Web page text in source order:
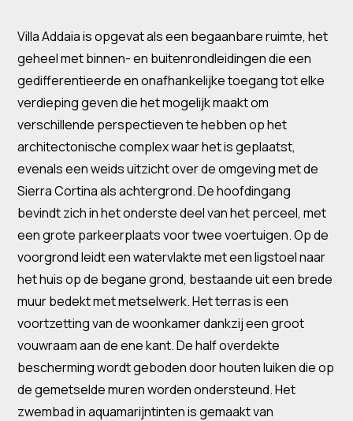
Villa Addaia is opgevat als een begaanbare ruimte, het
geheel met binnen- en buitenrondleidingen die een
gedifferentieerde en onafhankelijke toegang tot elke
verdieping geven die het mogelijk maakt om
verschillende perspectieven te hebben op het
architectonische complex waar het is geplaatst,
evenals een weids uitzicht over de omgeving met de
Sierra Cortina als achtergrond. De hoofdingang
bevindt zich in het onderste deel van het perceel, met
een grote parkeerplaats voor twee voertuigen. Op de
voorgrond leidt een watervlakte met een ligstoel naar
het huis op de begane grond, bestaande uit een brede
muur bedekt met metselwerk. Het terras is een
voortzetting van de woonkamer dankzij een groot
vouwraam aan de ene kant. De half overdekte
bescherming wordt geboden door houten luiken die op
de gemetselde muren worden ondersteund. Het
zwembad in aquamarijntinten is gemaakt van